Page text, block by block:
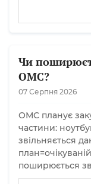
Чи
ОМС?
07 Серпня 2026
ОМС планує
частини:
звільняється
поширюється